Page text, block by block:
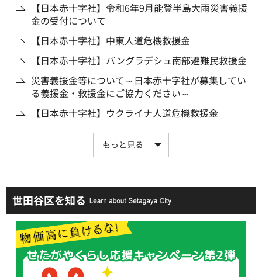
【日本赤十字社】令和6年9月能登半島大雨災害義援
金の受付について
【日本赤十字社】中東人道危機救援金
【日本赤十字社】バングラデシュ南部避難民救援金
災害義援金等について～日本赤十字社が募集してい
る義援金・救援金にご協力ください～
【日本赤十字社】ウクライナ人道危機救援金
もっと見る
世田谷区を知る